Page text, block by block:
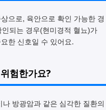
으로, 육안으로 확인 가능한 경
되는 경우(현미경적 혈뇨)가
한 신호일 수 있어요.
험한가요?
방광암과 같은 심각한 질환의